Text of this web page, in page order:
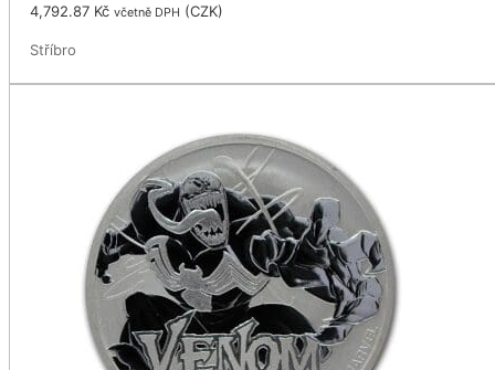
4,792.87 Kč včetně DPH (CZK)
Stříbro